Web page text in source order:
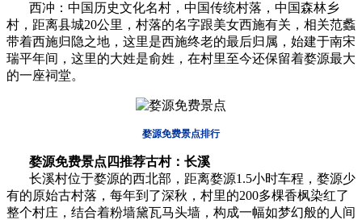
西冲：中国历史文化名村，中国传统村落，中国森林乡
村，距离县城20公里，村落的名字跟美女西施有关，相关范蠡
带着西施归隐之地，这里是西施终老的最后归属，始建于南宋
瑞平年间，这里的大姓是俞姓，在村里至今还保留着婺源最大
的一座祠堂。
婺源免费景点排行
婺源免费景点 四推荐古村：长溪
长溪村位于婺源的西北部，距离婺源1.5小时车程，婺源少
有的原始古村落，每年到了深秋，村里的200多棵香枫染红了
整个村庄，结合着粉墙黛瓦马头墙，构成一幅如梦幻般的人间